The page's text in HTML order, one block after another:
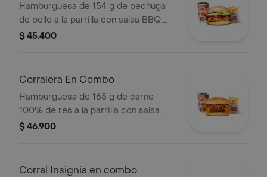
Hamburguesa de 154 g de pechuga
de pollo a la parrilla con salsa BBQ,
tocineta, una tajada de queso tipo
pan papa + papas medianas (Corral o
$ 45.400
Corralera En Combo
Hamburguesa de 165 g de carne
100% de res a la parrilla con salsa
bbq, tocineta, queso americano,
bebida pet
$ 46.900
Corral Insignia en combo